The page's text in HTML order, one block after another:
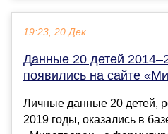
19:23, 20 Дек
Данные 20 детей
появились на сайте
Личные данные 20 детей,
2019 годы, оказались в